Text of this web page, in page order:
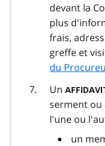
devant la
plus
frais,
greffe et
du
Un
serment ou
l'une ou
un